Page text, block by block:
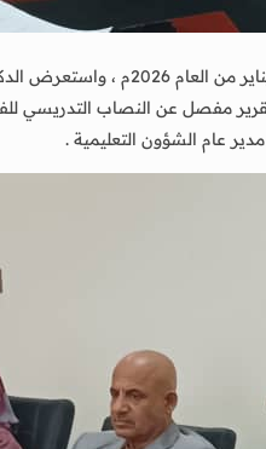
وناقش المجلس جملة من القضايا
مفصل عن النصاب التدريسي
عام الشؤون التعليمية .